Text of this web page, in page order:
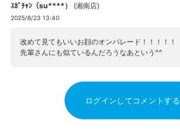
ｽｶﾞﾁｬﾝ（su****） (湘南店)
2025/8/23 13:40
改めて見てもいいお顔のオンパレード！！！！！
先輩さんにも似ているんだろうなあという^^
ログインしてコメントする